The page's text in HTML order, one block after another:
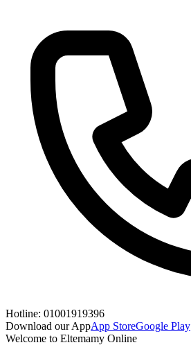
Hotline: 01001919396
Download our AppApp StoreGoogle Play
Welcome to Eltemamy Online